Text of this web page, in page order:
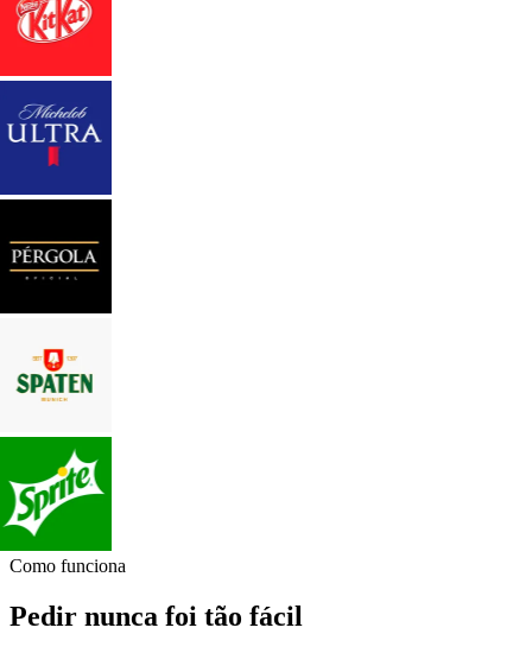
Como funciona
Pedir nunca foi tão fácil